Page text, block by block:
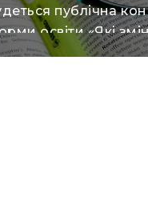
публічна
освіти «Які
в Україні та як їх